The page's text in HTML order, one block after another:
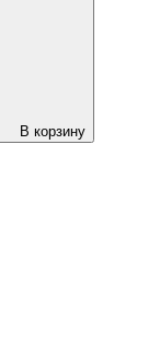
В корзину